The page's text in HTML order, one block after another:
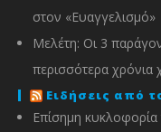
στον «Ευαγγελισμό»
Μελέτη: Οι 3
περισσότερα χρόνια
Ειδήσεις από
Επίσημη